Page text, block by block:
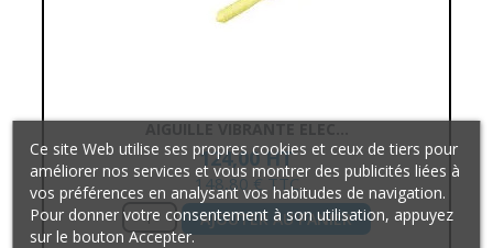
124,00 HT
148,80 € TTC
AJOUTER AU PANIER
Ce site Web utilise ses propres cookies et ceux de tiers pour
améliorer nos services et vous montrer des publicités liées à
vos préférences en analysant vos habitudes de navigation.
Pour donner votre consentement à son utilisation, appuyez
sur le bouton Accepter.